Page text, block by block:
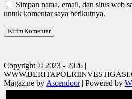
Simpan nama, email, dan situs web
untuk komentar saya berikutnya.
Copyright © 2023 - 2026 |
Magazine by Ascendoor| Powered by